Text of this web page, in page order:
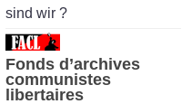
sind wir ?
Fonds d’archives
communistes
libertaires